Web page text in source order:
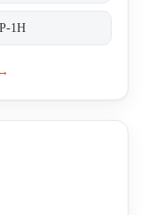
1H